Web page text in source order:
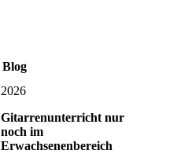
Blog
2026
Gitarrenunterricht nur
noch im
Erwachsenenbereich